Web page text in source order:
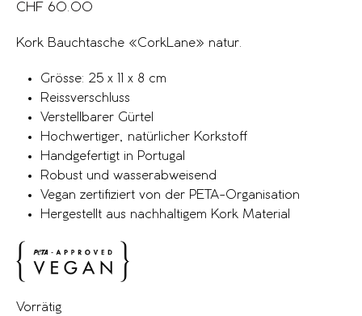
CHF 60.00
Kork Bauchtasche «CorkLane» natur.
Grösse: 25 x 11 x 8 cm
Reissverschluss
Verstellbarer Gürtel
Hochwertiger, natürlicher Korkstoff
Handgefertigt in Portugal
Robust und wasserabweisend
Vegan zertifiziert von der PETA-Organisation
Hergestellt aus nachhaltigem Kork Material
Vorrätig